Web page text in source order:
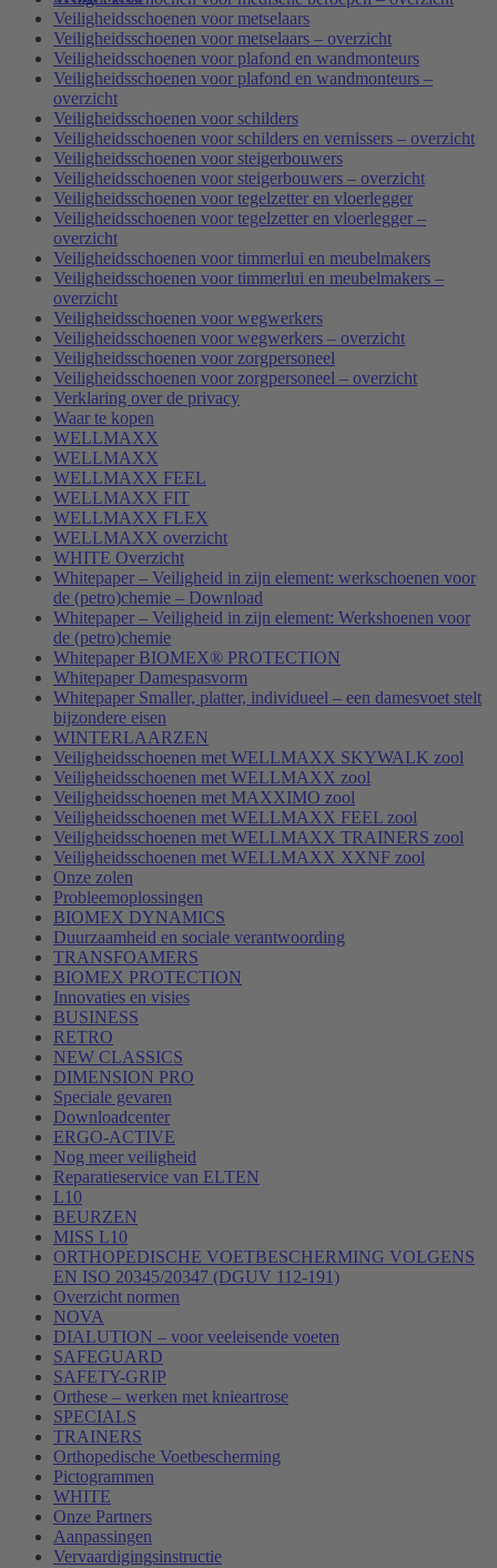
Veiligheidsschoenen voor metselaars
Veiligheidsschoenen voor metselaars – overzicht
Veiligheidsschoenen voor plafond en wandmonteurs
Veiligheidsschoenen voor plafond en wandmonteurs –
overzicht
Veiligheidsschoenen voor schilders
Veiligheidsschoenen voor schilders en vernissers – overzicht
Veiligheidsschoenen voor steigerbouwers
Veiligheidsschoenen voor steigerbouwers – overzicht
Veiligheidsschoenen voor tegelzetter en vloerlegger
Veiligheidsschoenen voor tegelzetter en vloerlegger –
overzicht
Veiligheidsschoenen voor timmerlui en meubelmakers
Veiligheidsschoenen voor timmerlui en meubelmakers –
overzicht
Veiligheidsschoenen voor wegwerkers
Veiligheidsschoenen voor wegwerkers – overzicht
Veiligheidsschoenen voor zorgpersoneel
Veiligheidsschoenen voor zorgpersoneel – overzicht
Verklaring over de privacy
Waar te kopen
WELLMAXX
WELLMAXX
WELLMAXX FEEL
WELLMAXX FIT
WELLMAXX FLEX
WELLMAXX overzicht
WHITE Overzicht
Whitepaper – Veiligheid in zijn element: werkschoenen voor
de (petro)chemie – Download
Whitepaper – Veiligheid in zijn element: Werkshoenen voor
de (petro)chemie
Whitepaper BIOMEX® PROTECTION
Whitepaper Damespasvorm
Whitepaper Smaller, platter, individueel – een damesvoet stelt
bijzondere eisen
WINTERLAARZEN
Veiligheidsschoenen met WELLMAXX SKYWALK zool
Veiligheidsschoenen met WELLMAXX zool
Veiligheidsschoenen met MAXXIMO zool
Veiligheidsschoenen met WELLMAXX FEEL zool
Veiligheidsschoenen met WELLMAXX TRAINERS zool
Veiligheidsschoenen met WELLMAXX XXNF zool
Onze zolen
Probleemoplossingen
BIOMEX DYNAMICS
Duurzaamheid en sociale verantwoording
TRANSFOAMERS
BIOMEX PROTECTION
Innovaties en visies
BUSINESS
RETRO
NEW CLASSICS
DIMENSION PRO
Speciale gevaren
Downloadcenter
ERGO-ACTIVE
Nog meer veiligheid
Reparatieservice van ELTEN
L10
BEURZEN
MISS L10
ORTHOPEDISCHE VOETBESCHERMING VOLGENS
EN ISO 20345/20347 (DGUV 112-191)
Overzicht normen
NOVA
DIALUTION – voor veeleisende voeten
SAFEGUARD
SAFETY-GRIP
Orthese – werken met knieartrose
SPECIALS
TRAINERS
Orthopedische Voetbescherming
Pictogrammen
WHITE
Onze Partners
Aanpassingen
Vervaardigingsinstructie